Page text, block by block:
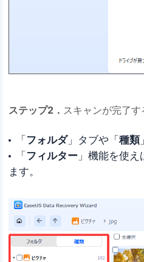
ステップ2． スキャンが完了
「 フォルダ」タブや「 種類
「 フィルター」機能を使え
ます。